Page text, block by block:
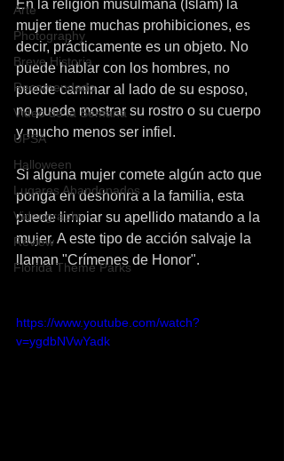
Arte
Photography
Breve Historia
Recomendado
Video de la Semana
UPSA
Halloween
Lugares Abandonados
Videography
Review
Florida Theme Parks
En la religión musulmana (Islam) la
mujer tiene muchas prohibiciones, es
decir, prácticamente es un objeto. No
puede hablar con los hombres, no
puede caminar al lado de su esposo,
no puede mostrar su rostro o su cuerpo
y mucho menos ser infiel.
Si alguna mujer comete algún acto que
ponga en deshonra a la familia, esta
puede limpiar su apellido matando a la
mujer. A este tipo de acción salvaje la
llaman "Crímenes de Honor".
https://www.youtube.com/watch?
v=ygdbNVwYadk